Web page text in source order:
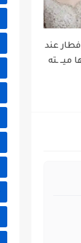
عند
ـته